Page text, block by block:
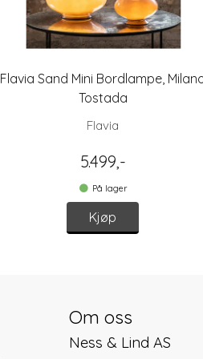
Flavia Sand Mini Bordlampe,
Tostada
Flavia
5.499,-
På lager
Kjøp
Om oss
Ness & Lind AS